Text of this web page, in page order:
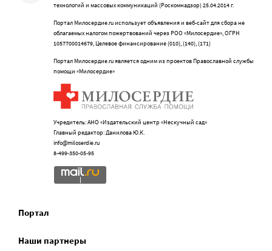
технологий и массовых коммуникаций (Роскомнадзор) 25.04.2014 г.
Портал Милосердие.ru использует объявления и веб-сайт для сбора не
облагаемых налогом пожертвований через РОО «Милосердие», ОГРН
1057700014679, Целевое финансирование (010), (140), (171)
Портал Милосердие.ru является одним из проектов Православной службы
помощи «Милосердие»
Учредитель: АНО «Издательский центр «Нескучный сад»
Главный редактор: Данилова Ю.К.
info@miloserdie.ru
8-499-350-05-95
Портал
Наши партнеры